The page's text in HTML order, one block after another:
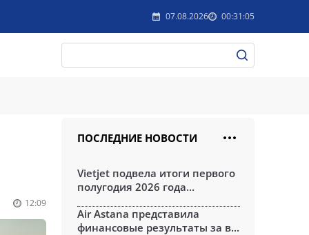
07.08.2026 00:31:05
12:09
ПОСЛЕДНИЕ НОВОСТИ
Vietjet подвела итоги первого
полугодия 2026 года...
Air Astana представила
финансовые результаты за в...